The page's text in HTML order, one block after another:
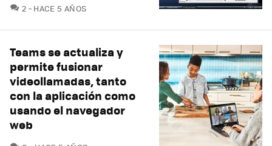
2 COMENTARIOS
HACE 5 AÑOS
Teams se actualiza y
permite fusionar
videollamadas, tanto
con la aplicación como
usando el navegador
web